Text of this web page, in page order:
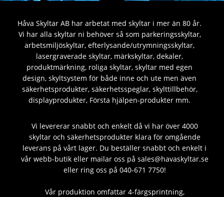
Håva Skyltar AB har arbetat med skyltar i mer än 80 år.
Vi har alla skyltar ni behöver så som parkeringsskyltar,
arbetsmiljöskyltar, efterlysande/utrymningsskyltar,
lasergraverade skyltar, märkskyltar, dekaler,
produktmärkning, roliga skyltar, skyltar med egen
design, skyltsystem för både inne och ute men även
säkerhetsprodukter, säkerhetsspeglar, skylttillbehör,
displayprodukter, Första hjälpen-produkter mm.
Vi levererar snabbt och enkelt då vi har över 4000
skyltar och säkerhetsprodukter klara för omgående
leverans på vårt lager. Du beställer snabbt och enkelt i
vår webb-butik eller mailar oss på sales@havaskyltar.se
eller ring oss på 040-671 7750!
Vår produktion omfattar 4-färgsprintning,